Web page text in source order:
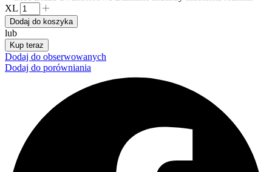
XL
Dodaj do koszyka
lub
Kup teraz
Dodaj do obserwowanych
Dodaj do porówniania